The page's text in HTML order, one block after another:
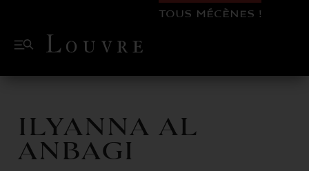
TOUS MÉCÈNES !
Ilyanna AL
ANBAGI